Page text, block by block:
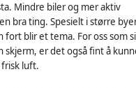
Mindre biler og mer aktiv
bra ting. Spesielt i større
fort blir et tema. For oss som
skjerm, er det også fint å
luft.